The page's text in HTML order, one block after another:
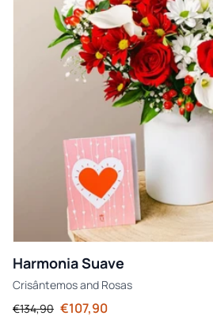
Harmonia Suave
Crisântemosand Rosas
€134,90 €107,90